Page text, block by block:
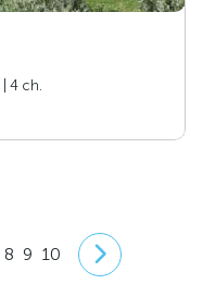
| 4 ch.
8 9 10